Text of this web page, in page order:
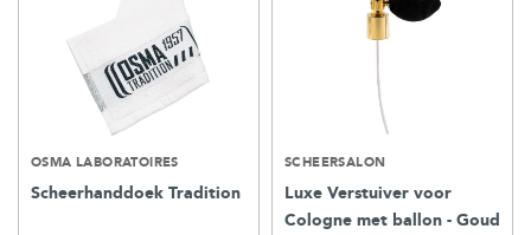
OSMA LABORATOIRES
Scheerhanddoek Tradition
SCHEERSALON
Luxe Verstuiver voor
Cologne met ballon - Goud